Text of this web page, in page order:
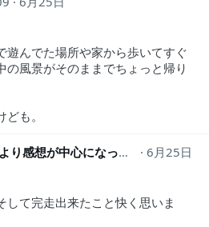
遊んでた場所や家から歩いてすぐ
の風景がそのままでちょっと帰り
も。
アニツイ （布教より感想が中心になってる人）
6月25日
して完走出来たこと快く思いま